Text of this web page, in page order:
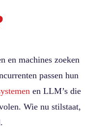
en machines zoeken
passen hun
en LLM’s die
Wie nu stilstaat,